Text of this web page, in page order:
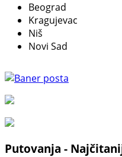
Beograd
Kragujevac
Niš
Novi Sad
Putovanja -